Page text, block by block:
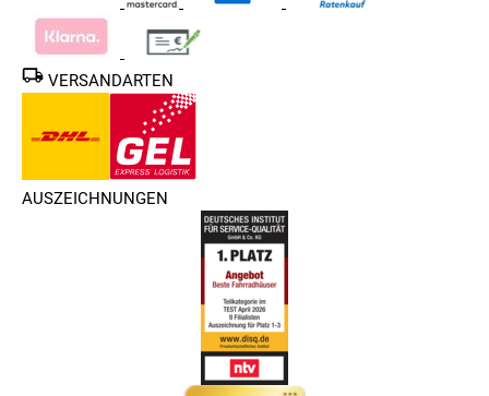
VERSANDARTEN
AUSZEICHNUNGEN